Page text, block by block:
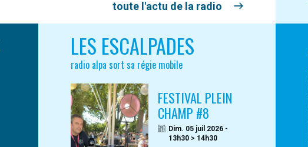
toute l'actu de la radio
LES ESCALPADES
radio alpa sort sa régie mobile
FESTIVAL PLEIN
CHAMP #8
Dim. 05 juil 2026 -
13h30 > 14h30